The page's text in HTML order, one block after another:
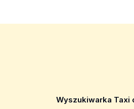
Wyszukiwarka Taxi